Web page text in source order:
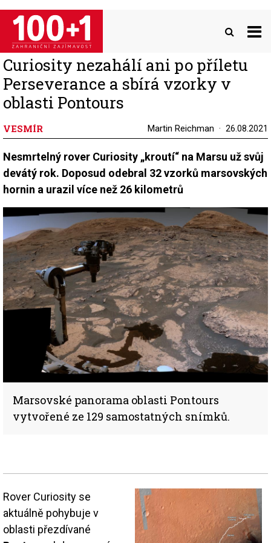
Přejít
hlavnímu
obsahu
Curiosity nezahálí ani po příletu
Perseverance a sbírá vzorky v
oblasti Pontours
VESMÍR Martin Reichman 26.08.2021
Nesmrtelný rover Curiosity „kroutí“ na Marsu už svůj
devátý rok. Doposud odebral 32 vzorků marsovských
hornin a urazil více než 26 kilometrů
Marsovské panorama oblasti Pontours
vytvořené ze 129 samostatných snímků.
Rover Curiosity se
aktuálně pohybuje v
oblasti přezdívané